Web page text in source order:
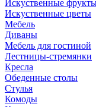
Искуственные
Искуственные цветы
Мебель
Диваны
Мебель для гостиной
Лестницы-стремянки
Кресла
Обеденные столы
Стулья
Комоды